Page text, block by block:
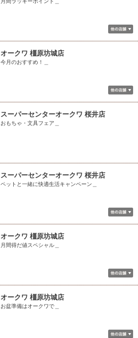
オークワ 橿原坊城店
今月のおすすめ！＿
スーパーセンターオークワ 桜井店
おもちゃ・文具フェア＿
スーパーセンターオークワ 桜井店
ペットと一緒に快適生活キャンペーン＿
オークワ 橿原坊城店
月間得だ値スペシャル＿
オークワ 橿原坊城店
お盆準備はオークワで＿